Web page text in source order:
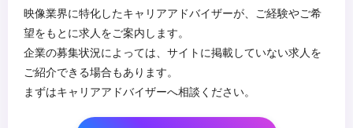
映像業界に特化したキャリアアドバイザーが、ご経験やご希
望をもとに求人をご案内します。
企業の募集状況によっては、サイトに掲載していない求人を
ご紹介できる場合もあります。
まずはキャリアアドバイザーへ相談ください。